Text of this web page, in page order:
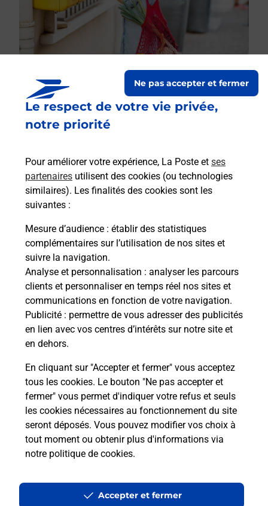
Le respect de votre vie privée,
notre priorité
Pour améliorer votre expérience, La Poste et ses
partenaires utilisent des cookies (ou technologies
similaires). Les finalités des cookies sont les
suivantes :
Mesure d’audience : établir des statistiques
complémentaires sur l’utilisation de nos sites et
suivre la navigation.
Analyse et personnalisation : analyser les parcours
clients et personnaliser en temps réel nos sites et
communications en fonction de votre navigation.
Publicité : permettre de vous adresser des publicités
en lien avec vos centres d’intérêts sur notre site et
en dehors.
En cliquant sur "Accepter et fermer" vous acceptez
tous les cookies. Le bouton "Ne pas accepter et
fermer" vous permet d'indiquer votre refus et seuls
les cookies nécessaires au fonctionnement du site
seront déposés. Vous pouvez modifier vos choix à
tout moment ou obtenir plus d'informations via
notre politique de cookies.
Ne pas accepter et fermer
Accepter et fermer
Boîte aux lettres La Poste
25 Grande Rue
52100 Perthes
Le lien s'ouvre dans un nouvel onglet
Boîte aux Lettres La Poste
Prochaine collecte du courriersamedi à 09h00
31 Rue De L Europe
52100 Perthes
Le lien s'ouvre dans un nouvel onglet
Localiser Liste Boîtes aux lettres Haute-Marne Perthes
Accessibilité : partiellement conforme